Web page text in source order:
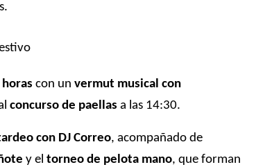
con un vermut musical con
concurso de paellas a las 14:30.
con DJ Correo, acompañado de
y el torneo de pelota mano, que forman